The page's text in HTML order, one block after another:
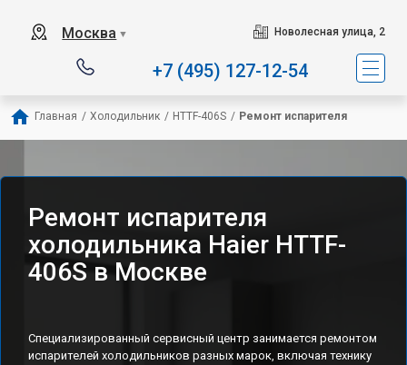
Москва ▼ Новолесная улица, 2
+7 (495) 127-12-54
Главная / Холодильник / HTTF-406S / Ремонт испарителя
Ремонт испарителя
холодильника Haier HTTF-
406S в Москве
Специализированный сервисный центр занимается ремонтом
испарителей холодильников разных марок, включая технику